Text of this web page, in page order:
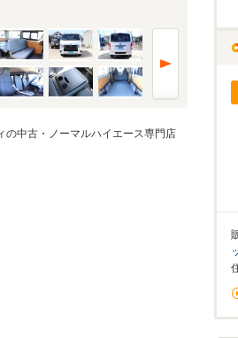
中古・ノーマルハイエース専門店